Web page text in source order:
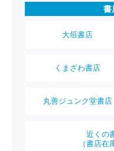
書
大垣書店
くまざわ書店
丸善ジュンク堂書店
近くの
（書店在